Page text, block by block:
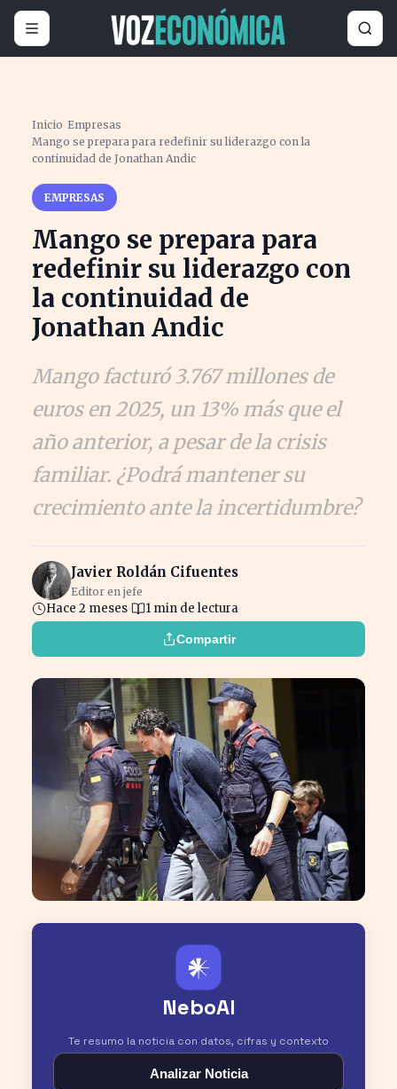
Inicio ›Empresas ›
Mango se prepara para redefinir su liderazgo con la
continuidad de Jonathan Andic
EMPRESAS
Mango se prepara para
redefinir su liderazgo con
la continuidad de
Jonathan Andic
Mango facturó 3.767 millones de
euros en 2025, un 13% más que el
año anterior, a pesar de la crisis
familiar. ¿Podrá mantener su
crecimiento ante la incertidumbre?
Javier Roldán Cifuentes
Editor en jefe
Hace 2 meses 1 min de lectura
Compartir
𒀭
NeboAI
Te resumo la noticia con datos, cifras y contexto
Analizar Noticia